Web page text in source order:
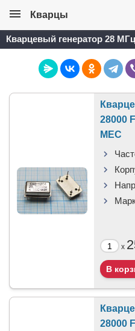
Кварцы
Кварцевый генератор 28 МГц
28000
MEC
x
28000